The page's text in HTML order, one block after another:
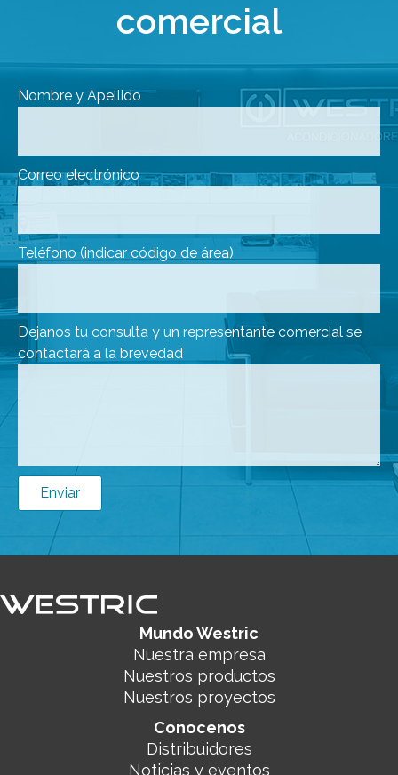
comercial
Nombre y Apellido
Correo electrónico
Teléfono (indicar código de área)
Dejanos tu consulta y un representante comercial se
contactará a la brevedad
Enviar
Mundo Westric
Nuestra empresa
Nuestros productos
Nuestros proyectos
Conocenos
Distribuidores
Noticias y eventos